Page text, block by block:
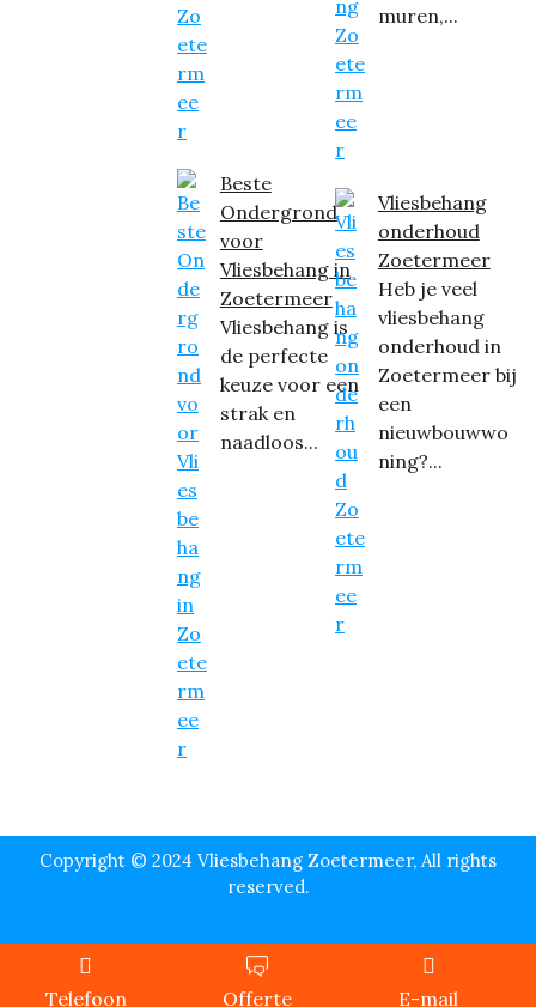
Beste
Ondergrond
voor
Vliesbehang in
Zoetermeer
Vliesbehang is
de perfecte
keuze voor een
strak en
naadloos...
muren,...
Vliesbehang
onderhoud
Zoetermeer
Heb je veel
vliesbehang
onderhoud in
Zoetermeer bij
een
nieuwbouwwo
ning?...
Copyright © 2024 Vliesbehang Zoetermeer, All rights
reserved.
Telefoon Offerte E-mail